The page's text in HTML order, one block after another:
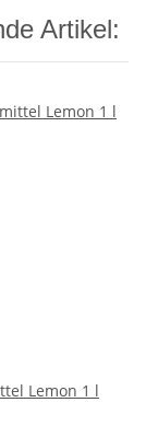
Artikel:
Lemon 1 l